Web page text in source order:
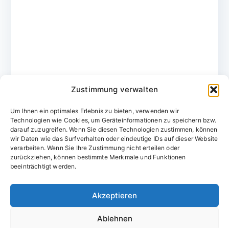
Zustimmung verwalten
Um Ihnen ein optimales Erlebnis zu bieten, verwenden wir
Technologien wie Cookies, um Geräteinformationen zu speichern bzw.
darauf zuzugreifen. Wenn Sie diesen Technologien zustimmen, können
wir Daten wie das Surfverhalten oder eindeutige IDs auf dieser Website
verarbeiten. Wenn Sie Ihre Zustimmung nicht erteilen oder
zurückziehen, können bestimmte Merkmale und Funktionen
beeinträchtigt werden.
Akzeptieren
Ablehnen
Domainvergabestelle.de